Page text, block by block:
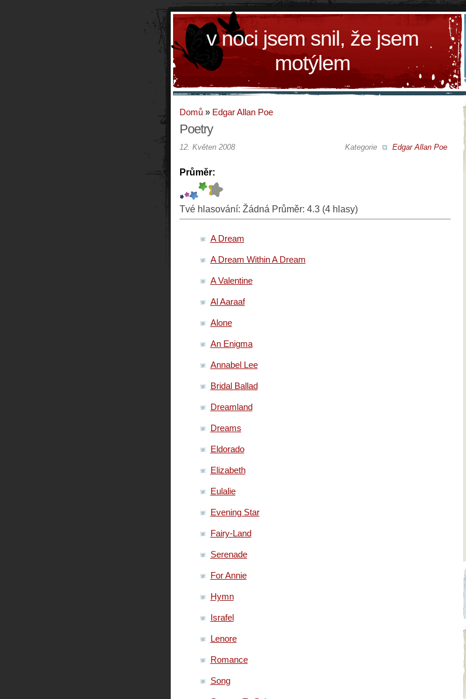
v noci jsem snil, že jsem
motýlem
Domů » Edgar Allan Poe
Poetry
Kategorie Edgar Allan Poe
12. Květen 2008
Průměr:
Tvé hlasování: Žádná Průměr: 4.3 (4 hlasy)
A Dream
A Dream Within A Dream
A Valentine
Al Aaraaf
Alone
An Enigma
Annabel Lee
Bridal Ballad
Dreamland
Dreams
Eldorado
Elizabeth
Eulalie
Evening Star
Fairy-Land
Serenade
For Annie
Hymn
Israfel
Lenore
Romance
Song